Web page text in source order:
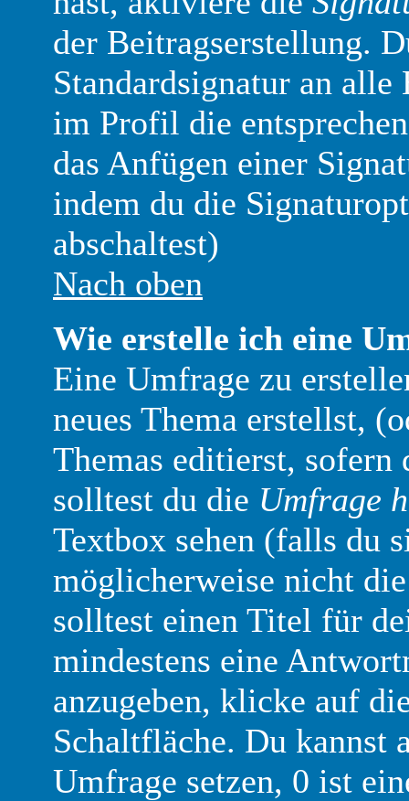
der Beitragserstellung.
Standardsignatur an alle
im Profil die
das Anfügen einer
indem du die
abschaltest)
Nach oben
Wie erstelle ich eine
Eine Umfrage zu
neues Thema erstellst,
Themas editierst, sofern
solltest du die Umfrage
Textbox sehen (falls du
möglicherweise nicht
solltest einen Titel für
mindestens eine
anzugeben, klicke auf
Schaltfläche. Du
Umfrage setzen, 0 ist